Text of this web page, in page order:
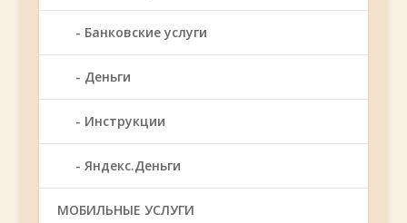
Банковские услуги
Деньги
Инструкции
Яндекс.Деньги
МОБИЛЬНЫЕ УСЛУГИ